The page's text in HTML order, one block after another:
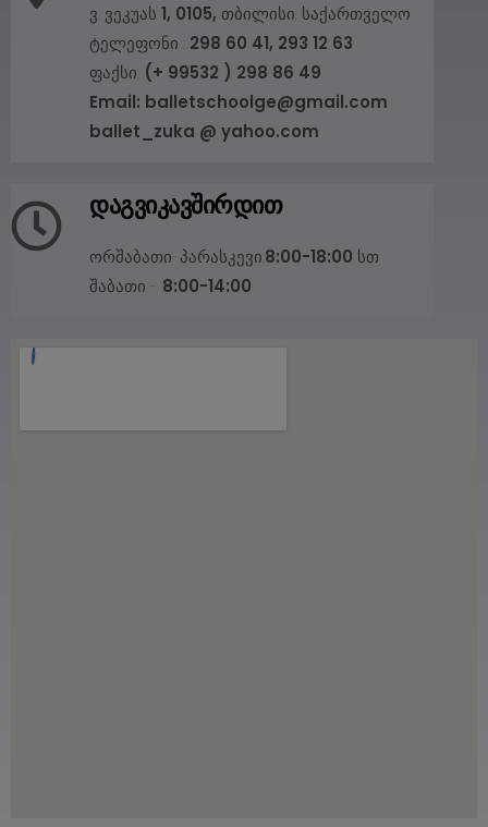
ვ. ვეკუას 1, 0105, თბილისი, საქართველო
ტელეფონი : 298 60 41, 293 12 63
ფაქსი: (+ 99532 ) 298 86 49
Email: balletschoolge@gmail.com
ballet_zuka @ yahoo.com
დაგვიკავშირდით
ორშაბათი-პარასკევი:8:00-18:00 სთ
შაბათი - 8:00-14:00